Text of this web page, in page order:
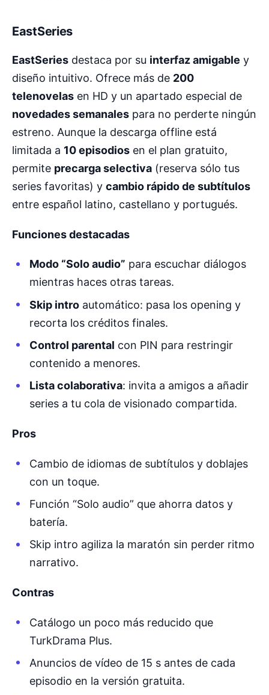
EastSeries
EastSeries destaca por su interfaz amigable y
diseño intuitivo. Ofrece más de 200
telenovelas en HD y un apartado especial de
novedades semanales para no perderte ningún
estreno. Aunque la descarga offline está
limitada a 10 episodios en el plan gratuito,
permite precarga selectiva (reserva sólo tus
series favoritas) y cambio rápido de subtítulos
entre español latino, castellano y portugués.
Funciones destacadas
Modo “Solo audio” para escuchar diálogos
mientras haces otras tareas.
Skip introautomático: pasa los opening y
recorta los créditos finales.
Control parental con PIN para restringir
contenido a menores.
Lista colaborativa: invita a amigos a añadir
series a tu cola de visionado compartida.
Pros
Cambio de idiomas de subtítulos y doblajes
con un toque.
Función “Solo audio” que ahorra datos y
batería.
Skip intro agiliza la maratón sin perder ritmo
narrativo.
Contras
Catálogo un poco más reducido que
TurkDrama Plus.
Anuncios de vídeo de 15 s antes de cada
episodio en la versión gratuita.